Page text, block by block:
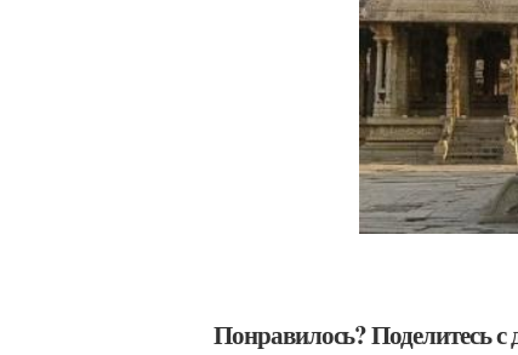
Понравилось? Поделитесь с